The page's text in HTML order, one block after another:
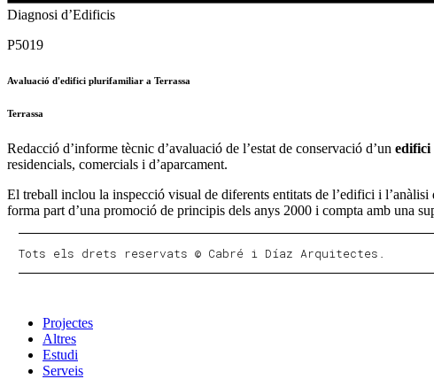
Diagnosi d’Edificis
P5019
Avaluació d'edifici plurifamiliar a Terrassa
Terrassa
Redacció d’informe tècnic d’avaluació de l’estat de conservació d’un edifici
residencials, comercials i d’aparcament.
El treball inclou la inspecció visual de diferents entitats de l’edifici i l’anàlisi
forma part d’una promoció de principis dels anys 2000 i compta amb una
Tots els drets reservats © Cabré i Díaz Arquitectes.
Projectes
Altres
Estudi
Serveis